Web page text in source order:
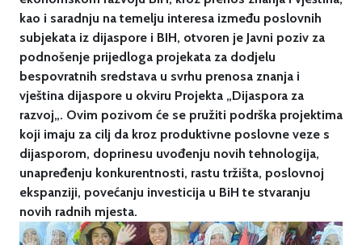
kao i saradnju na temelju interesa između poslovnih
subjekata iz dijaspore i BIH, otvoren je Javni poziv za
podnošenje prijedloga projekata za dodjelu
bespovratnih sredstava u svrhu prenosa znanja i
vještina dijaspore u okviru Projekta „Dijaspora za
razvoj„. Ovim pozivom će se pružiti podrška projektima
koji imaju za cilj da kroz produktivne poslovne veze s
dijasporom, doprinesu uvođenju novih tehnologija,
unapređenju konkurentnosti, rastu tržišta, poslovnoj
ekspanziji, povećanju investicija u BiH te stvaranju
novih radnih mjesta.